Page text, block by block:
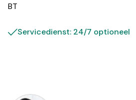
BT
Servicedienst: 24/7 optioneel